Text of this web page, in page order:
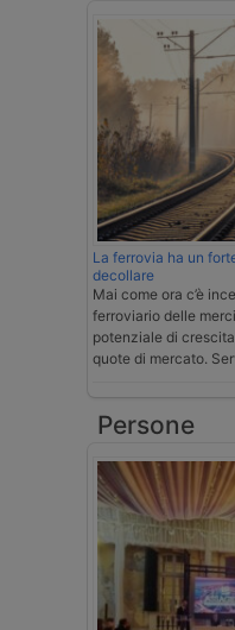
La ferrovia ha un
decollare
Mai come ora c’è
ferroviario delle
potenziale di
quote di mercato.
Persone